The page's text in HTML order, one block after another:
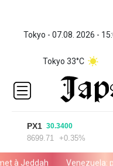
Tokyo - 07.08. 2026 -
Tokyo 33°C
PX1 30.3400
8699.71 +0.35%
Venezuela: